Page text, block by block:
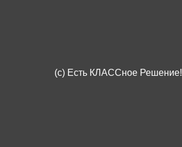
(c) Есть КЛАССное Решение!